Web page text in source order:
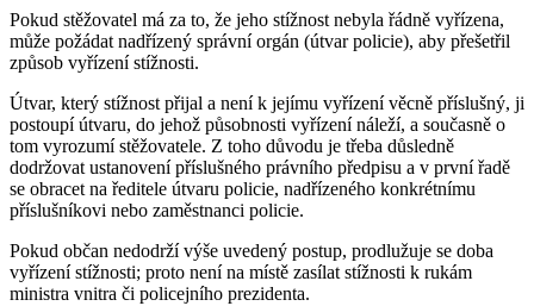
Pokud stěžovatel má za to, že jeho stížnost nebyla řádně vyřízena,
může požádat nadřízený správní orgán (útvar policie), aby přešetřil
způsob vyřízení stížnosti.
Útvar, který stížnost přijal a není k jejímu vyřízení věcně příslušný, ji
postoupí útvaru, do jehož působnosti vyřízení náleží, a současně o
tom vyrozumí stěžovatele. Z toho důvodu je třeba důsledně
dodržovat ustanovení příslušného právního předpisu a v první řadě
se obracet na ředitele útvaru policie, nadřízeného konkrétnímu
příslušníkovi nebo zaměstnanci policie.
Pokud občan nedodrží výše uvedený postup, prodlužuje se doba
vyřízení stížnosti; proto není na místě zasílat stížnosti k rukám
ministra vnitra či policejního prezidenta.